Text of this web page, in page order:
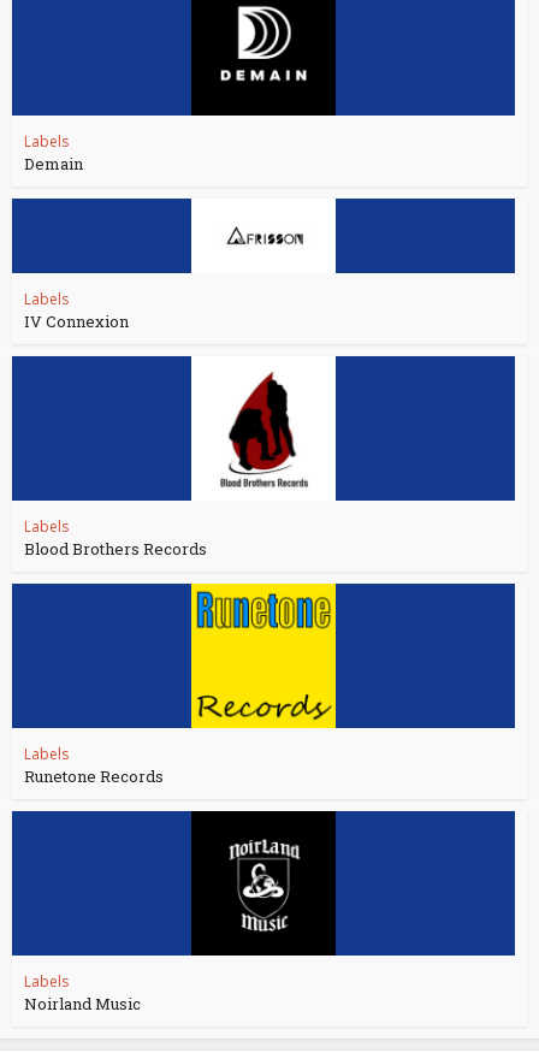
Labels
Demain
Labels
IV Connexion
Labels
Blood Brothers Records
Labels
Runetone Records
Labels
Noirland Music